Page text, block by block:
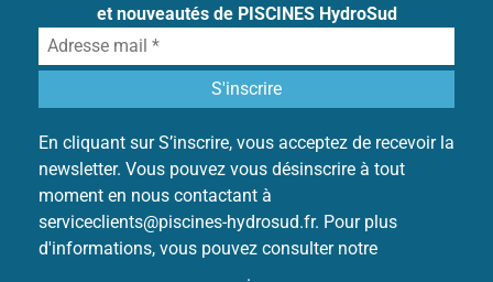
et nouveautés de PISCINES HydroSud
En cliquant sur S’inscrire, vous acceptez de recevoir la
newsletter. Vous pouvez vous désinscrire à tout
moment en nous contactant à
serviceclients@piscines-hydrosud.fr. Pour plus
d'informations, vous pouvez consulter notre
.